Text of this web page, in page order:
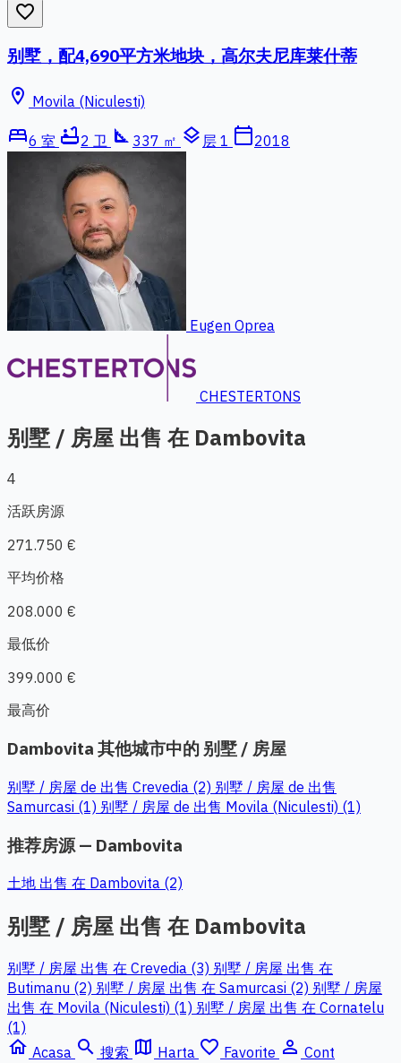
favorite_border
别墅，配4,690平方米地块，高尔夫尼库莱什蒂
location_on Movila (Niculesti)
bed6 室 bathtub2 卫 square_foot 337 ㎡ layers 层 1 calendar_today2018
Eugen Oprea
CHESTERTONS
别墅 / 房屋 出售 在 Dambovita
4
活跃房源
271.750 €
平均价格
208.000 €
最低价
399.000 €
最高价
Dambovita 其他城市中的 别墅 / 房屋
别墅 / 房屋 de 出售 Crevedia (2) 别墅 / 房屋 de 出售
Samurcasi (1) 别墅 / 房屋 de 出售 Movila (Niculesti) (1)
推荐房源 — Dambovita
土地 出售 在 Dambovita (2)
别墅 / 房屋 出售 在 Dambovita
别墅 / 房屋 出售 在 Crevedia (3) 别墅 / 房屋 出售 在
Butimanu (2) 别墅 / 房屋 出售 在 Samurcasi (2) 别墅 / 房屋
出售 在 Movila (Niculesti) (1) 别墅 / 房屋 出售 在 Cornatelu
(1)
home Acasa search 搜索 map Harta favorite_border Favorite person_outline Cont